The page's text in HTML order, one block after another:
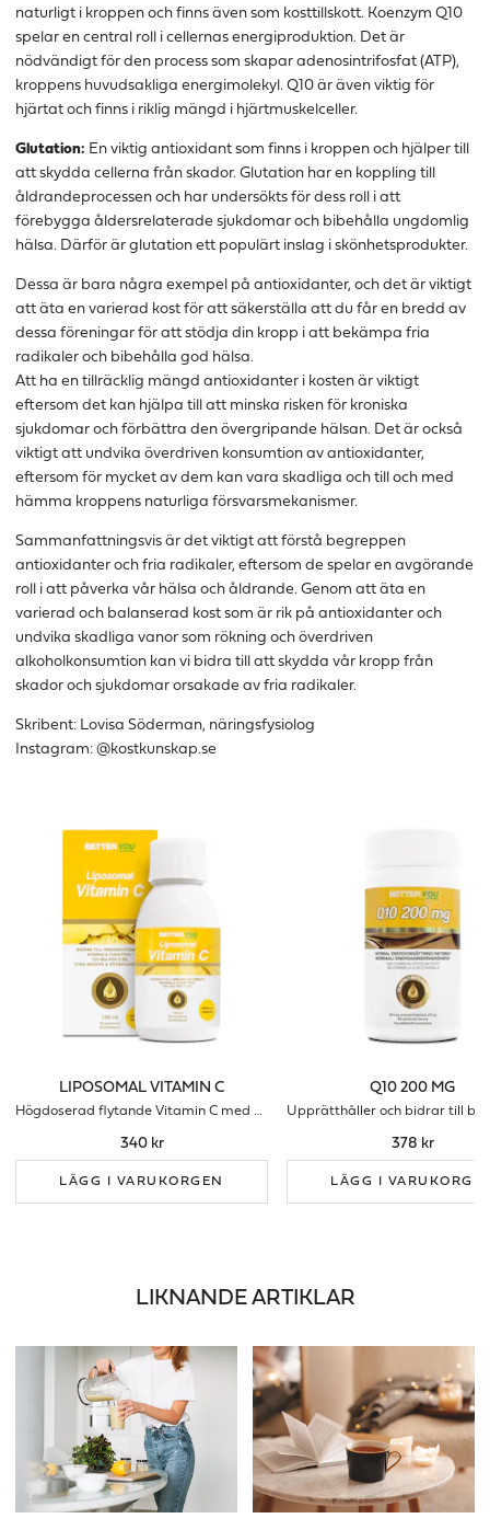
naturligt i kroppen och finns även som kosttillskott. Koenzym Q10
spelar en central roll i cellernas energiproduktion. Det är
nödvändigt för den process som skapar adenosintrifosfat (ATP),
kroppens huvudsakliga energimolekyl. Q10 är även viktig för
hjärtat och finns i riklig mängd i hjärtmuskelceller.
Glutation: En viktig antioxidant som finns i kroppen och hjälper till
att skydda cellerna från skador. Glutation har en koppling till
åldrandeprocessen och har undersökts för dess roll i att
förebygga åldersrelaterade sjukdomar och bibehålla ungdomlig
hälsa. Därför är glutation ett populärt inslag i skönhetsprodukter.
Dessa är bara några exempel på antioxidanter, och det är viktigt
att äta en varierad kost för att säkerställa att du får en bredd av
dessa föreningar för att stödja din kropp i att bekämpa fria
radikaler och bibehålla god hälsa.
Att ha en tillräcklig mängd antioxidanter i kosten är viktigt
eftersom det kan hjälpa till att minska risken för kroniska
sjukdomar och förbättra den övergripande hälsan. Det är också
viktigt att undvika överdriven konsumtion av antioxidanter,
eftersom för mycket av dem kan vara skadliga och till och med
hämma kroppens naturliga försvarsmekanismer.
Sammanfattningsvis är det viktigt att förstå begreppen
antioxidanter och fria radikaler, eftersom de spelar en avgörande
roll i att påverka vår hälsa och åldrande. Genom att äta en
varierad och balanserad kost som är rik på antioxidanter och
undvika skadliga vanor som rökning och överdriven
alkoholkonsumtion kan vi bidra till att skydda vår kropp från
skador och sjukdomar orsakade av fria radikaler.
Skribent: Lovisa Söderman, näringsfysiolog
Instagram: @kostkunskap.se
LIPOSOMAL VITAMIN C
Högdoserad flytande Vitamin C med smak av ananas
340 kr
LÄGG I VARUKORGEN
Q10 200 MG
378 kr
LÄGG I
LIKNANDE ARTIKLAR